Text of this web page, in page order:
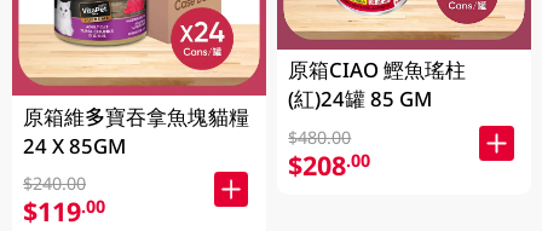
原箱維多寶吞拿魚塊貓糧
24 X 85GM
$240.00
$119.00
原箱CIAO 鰹魚瑤柱
(紅)24罐 85 GM
$480.00
$208.00